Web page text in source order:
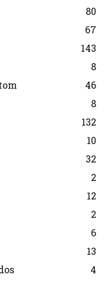
80
67
143
8
46
8
132
10
32
2
12
2
6
13
4